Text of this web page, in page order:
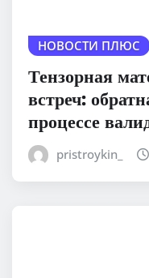
НОВОСТИ ПЛЮС
Тензорная
встреч:
процессе
pristroykin_